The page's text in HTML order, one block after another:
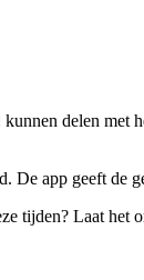
delen
app geeft
tijden? Laat het